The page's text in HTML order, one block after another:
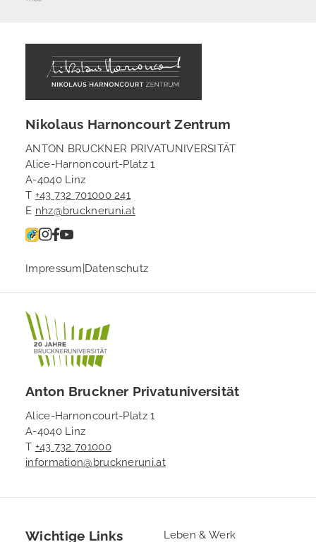
Nikolaus Harnoncourt Zentrum
ANTON BRUCKNER PRIVATUNIVERSITÄT
Alice-Harnoncourt-Platz 1
A-4040 Linz
T +43 732 701000 241
E nhz@bruckneruni.at
Impressum|Datenschutz
Anton Bruckner Privatuniversität
Alice-Harnoncourt-Platz 1
A-4040 Linz
T +43 732 701000
information@bruckneruni.at
Wichtige Links Footer
Leben & Werk